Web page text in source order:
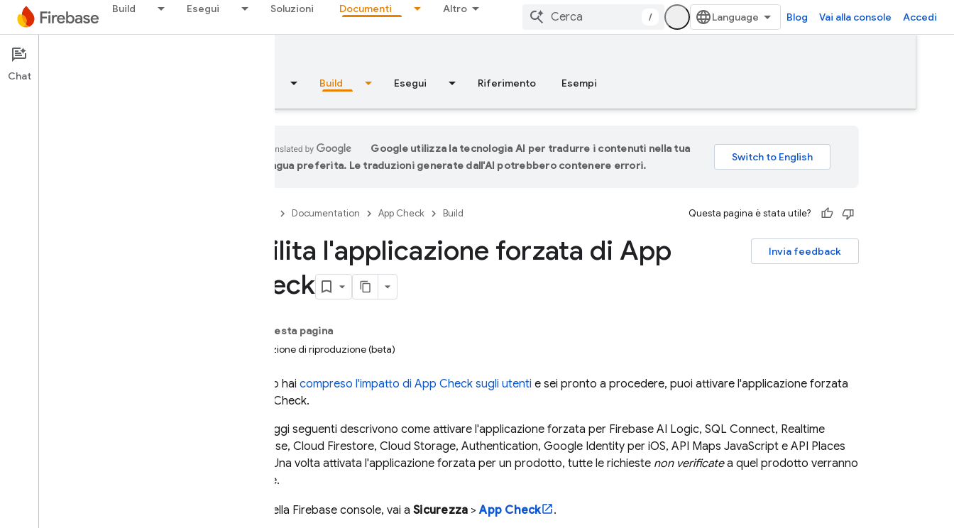
Build Esegui Soluzioni Documenti Altro
/ Blog Vai alla console Accedi
Documentation
Panoramica Build Esegui Riferimento Esempi
Google utilizza la tecnologia AI per tradurre i contenuti nella tua
lingua preferita. Le traduzioni generate dall'AI potrebbero contenere errori.
Documentation App Check Build Questa pagina è stata utile?
Invia feedback
Abilita l'applicazione forzata di App
Check
Su questa pagina
Protezione di riproduzione (beta)
Quando hai compreso l'impatto di App Check sugli utenti e sei pronto a procedere, puoi attivare l'applicazione forzata
App Check.
I passaggi seguenti descrivono come attivare l'applicazione forzata per Firebase AI Logic, SQL Connect, Realtime
Database, Cloud Firestore, Cloud Storage, Authentication, Google Identity per iOS, API Maps JavaScript e API Places
(New). Una volta attivata l'applicazione forzata per un prodotto, tutte le richieste non verificatea quel prodotto verranno
rifiutate.
Nella Firebase console, vai a Sicurezza >App Check
.
Chat